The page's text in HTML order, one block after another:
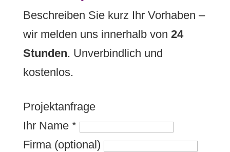
Beschreiben Sie kurz Ihr Vorhaben –
wir melden uns innerhalb von 24
Stunden. Unverbindlich und
kostenlos.
Projektanfrage
Ihr Name *
Firma (optional)